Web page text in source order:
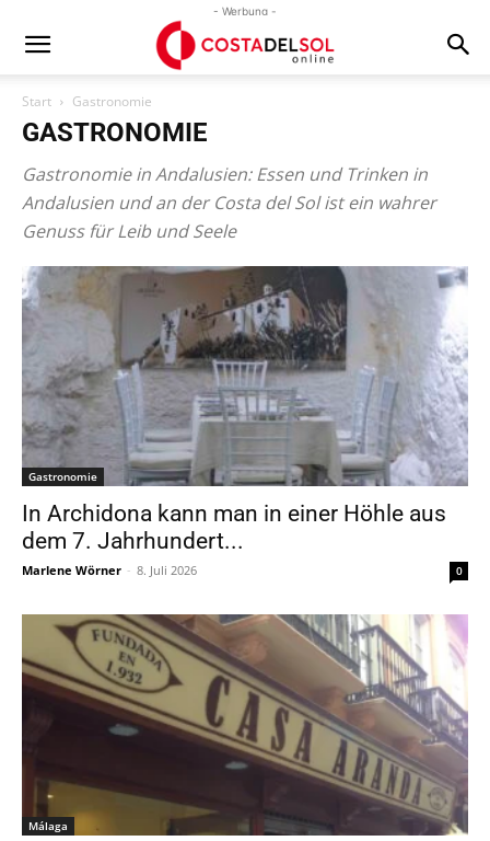
- Werbung -
Start Gastronomie
GASTRONOMIE
Gastronomie in Andalusien: Essen und Trinken in
Andalusien und an der Costa del Sol ist ein wahrer
Genuss für Leib und Seele
Gastronomie
In Archidona kann man in einer Höhle aus
dem 7. Jahrhundert...
Marlene Wörner - 8. Juli 2026 0
Málaga